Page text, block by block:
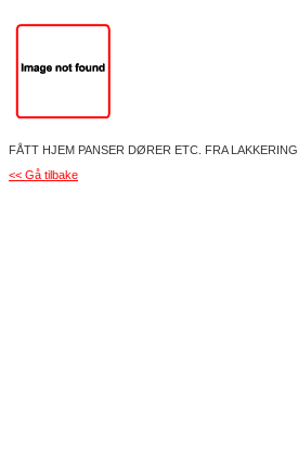
FÅTT HJEM PANSER DØRER ETC. FRA
<< Gå tilbake